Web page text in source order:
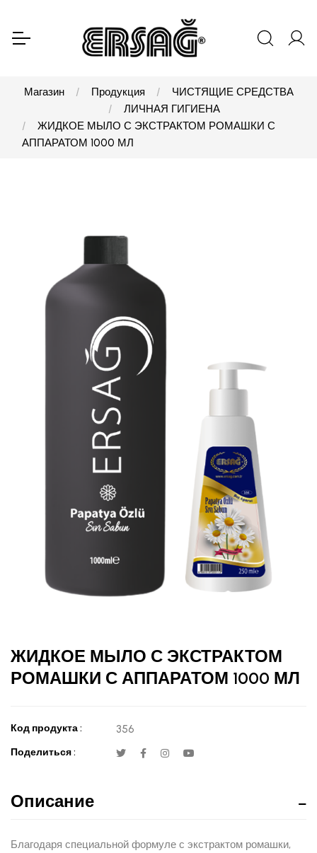
Магазин Продукция
ЧИСТЯЩИЕ СРЕДСТВА
ЛИЧНАЯ ГИГИЕНА
ЖИДКОЕ МЫЛО С ЭКСТРАКТОМ РОМАШКИ С
АППАРАТОМ 1000 МЛ
ЖИДКОЕ МЫЛО С ЭКСТРАКТОМ
РОМАШКИ С АППАРАТОМ 1000 МЛ
Код продукта : 356
Поделиться :
Описание
Благодаря специальной формуле с экстрактом ромашки,